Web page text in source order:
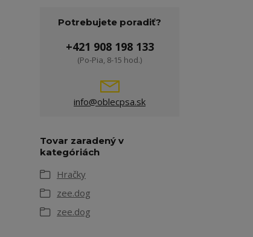
Potrebujete poradiť?
+421 908 198 133
(Po-Pia, 8-15 hod.)
info@oblecpsa.sk
Tovar zaradený v
kategóriách
Hračky
zee.dog
zee.dog